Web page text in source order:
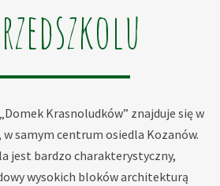
Krasnoludków” znajduje się w
w samym centrum osiedla Kozanów.
jest bardzo charakterystyczny,
wysokich bloków architekturą